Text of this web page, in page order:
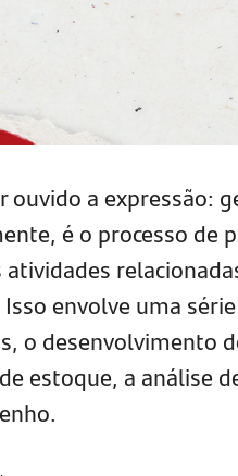
ouvido a expressão:
é o processo de
envolve uma
o desenvolvimento
estoque, a análise